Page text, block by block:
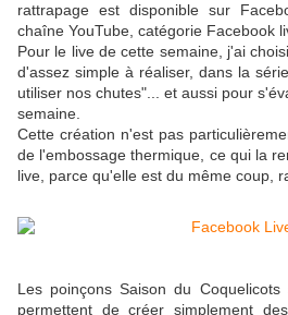
rattrapage est disponible sur
chaîne YouTube, catégorie Facebook
Pour le live de cette semaine, j'ai
d'assez simple à réaliser, dans la
utiliser nos chutes"... et aussi pour
semaine.
Cette création n'est pas
de l'embossage thermique, ce qui la
live, parce qu'elle est du même coup,
Les poinçons Saison du
permettent de créer simplement